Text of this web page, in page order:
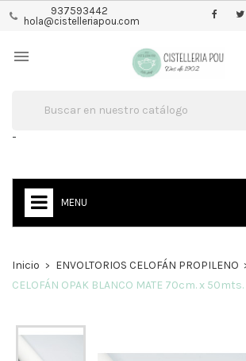
937593442
hola@cistelleriapou.com

-
MENU
Inicio
ENVOLTORIOS CELOFÁN PROPILENO
CELOFÁN OPAK BLANCO MATE 70cm. x 50mts.